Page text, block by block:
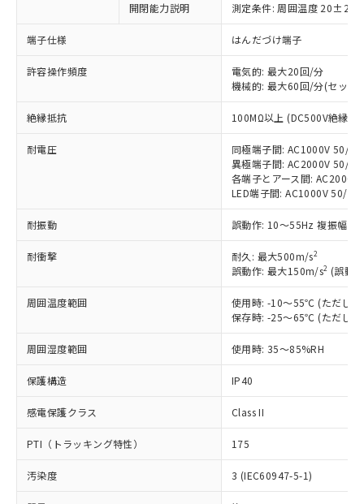
開閉能力説明 測定条件: 周囲温度 20±2℃
端子仕様 はんだづけ端子
許容操作頻度
電気的: 最大20回/分
機械的: 最大60回/分(セット
絶縁抵抗 100MΩ以上 (DC500V絶縁抵
耐電圧
同極端子間: AC1000V 50/
異極端子間: AC2000V 50/
各端子とアース間:
LED端子間: AC1000V 50/
耐振動 誤動作: 10～55Hz 複振幅
耐衝撃 耐久: 最大500m/s2
誤動作: 最大150m/s2 (誤動
周囲温度範囲
使用時: -10～55℃ (ただし、
保存時: -25～65℃ (ただし、
周囲湿度範囲 使用時: 35～85%RH
保護構造 IP40
感電保護クラス Class II
PTI（トラッキング特性） 175
汚染度 3 (IEC60947-5-1)
以下の条件をお読みいただき、同意のうえ
本サービスは、当社制御機器事業取扱
商品の当社在庫状況および標準価格
(税抜)を提供させていただくもので
本サービスの対象外となる商品もある
ことをご了承ください。
在庫状況および標準価格照会結果は、
記載している更新日時点での社内デー
タに基づき作成されるものであり、閲
覧された時点での実際の在庫および標
準価格とは異なる場合があることをご
対応済み：EU RoHS指令（10物質）の
非含有に対応した製品が提供可能な商品で
対応予定：EU RoHS指令（10物質）の非含
有に対応した製品に切り替える予定のある
対応予定なし：EU RoHS指令（10物質）の
非含有に非対応の商品で、対応品を出す予
調査・確認中：EU RoHS指令（10物質）の
非含有の対応状況を調査中または確認中の
非該当品：ライセンス料など無形物で、有
害物質有無と関係のない商品です。
仕入先様の事情により、非含有部品として
いたものが、含有品と判明した場合などや
むを得ず変更することがあります。
*EU RoHS指令（10物質）：
鉛(Pb) 1000ppm以下、 水銀(Hg) 1000ppm以下、 カド
六価クロム(Cr(Ⅵ)) 1000ppm以下、ポリ臭化ビフェニル
※1 中国RoHS○×表
「○」：最大均質材料含有率が中国RoHSの
基準値以下であることを示します。
「×」：最大均質材料含有率が中国RoHSの
基準値を超えていることを示します。
「－」：未確認です。当社販売部門へお問
*中国RoHS10物質の基準値 (GB/T26572)：
Pb(鉛) :1000ppm、 Hg(水銀) : 1000ppm、 Cd(カドミウ
Cr(Ⅵ)(六価クロム) : 1000ppm、 PBBs(ポリ臭化ビフェ
当社は、これら貴社製品のうち、外国
為替および外国貿易法に定める商品
（以下｢規制貨物等」という）を輸出
または国外への提供する場合は、日本
国政府の輸出許可(または役務取引許
可)を取得するなどの必要な手続きを